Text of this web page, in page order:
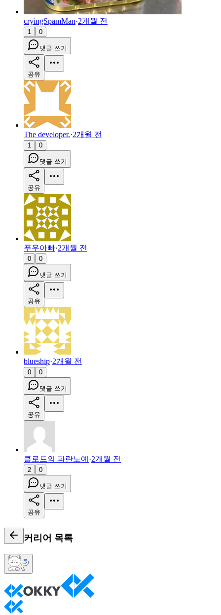
cryingSpamMan·2개월 전
1 0
댓글 쓰기
공유
The developer.·2개월 전
1 0
댓글 쓰기
공유
푸우아빠·2개월 전
0 0
댓글 쓰기
공유
blueship·2개월 전
0 0
댓글 쓰기
공유
클로드의 파란노예 ·2개월 전
2 0
댓글 쓰기
공유
커리어 목록